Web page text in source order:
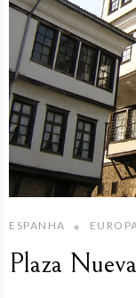
ESPANHA
Plaza Nueva